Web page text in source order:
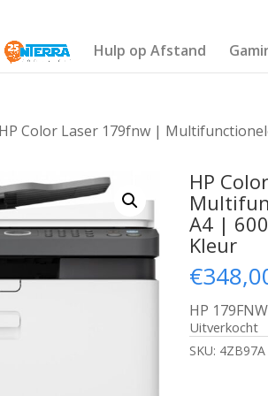
Hulp op Afstand
Color Laser 179fnw |
HP
A4 |
Kleur
€
HP
Uitverkocht
SKU: 4ZB97A